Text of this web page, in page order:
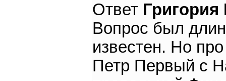
Ответ
Вопрос был
известен. Но
Петр Первый с